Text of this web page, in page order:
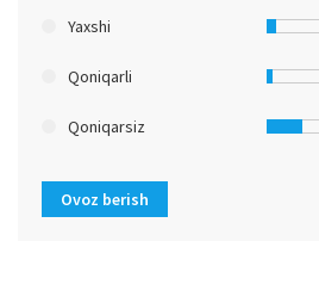
Yaxshi
Qoniqarli
Qoniqarsiz
Ovoz berish